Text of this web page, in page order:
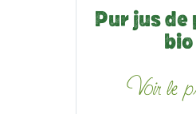
Pur jus de
bio
Voir le